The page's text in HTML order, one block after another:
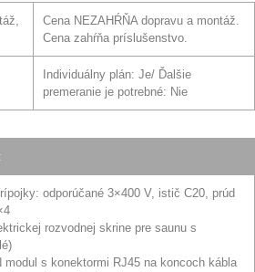
Cena NEZAHŔŇA dopravu a montáž.
Cena zahŕňa príslušenstvo.
Individuálny plán: Je/ Ďalšie
premeranie je potrebné: Nie
odporúčané 3×400 V, istič C20, prúd
rozvodnej skrine pre saunu s
modul s konektormi RJ45 na koncoch kábla